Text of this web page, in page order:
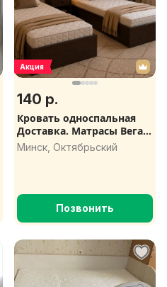
Акция
140 р.
Кровать односпальная
Доставка. Матрасы Вегас
80х200, 90х200, 100х200,
120х200, 140х200, 160х200,
Минск, Октябрьский
Позвонить